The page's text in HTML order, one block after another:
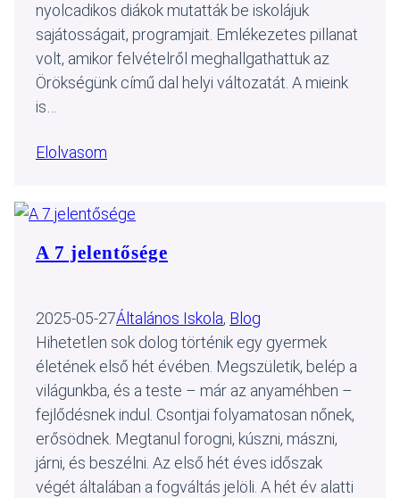
nyolcadikos diákok mutatták be iskolájuk
sajátosságait, programjait. Emlékezetes pillanat
volt, amikor felvételről meghallgathattuk az
Örökségünk című dal helyi változatát. A mieink
is…
Elolvasom
A 7 jelentősége
2025-05-27Általános Iskola, Blog
Hihetetlen sok dolog történik egy gyermek
életének első hét évében. Megszületik, belép a
világunkba, és a teste – már az anyaméhben –
fejlődésnek indul. Csontjai folyamatosan nőnek,
erősödnek. Megtanul forogni, kúszni, mászni,
járni, és beszélni. Az első hét éves időszak
végét általában a fogváltás jelöli. A hét év alatti